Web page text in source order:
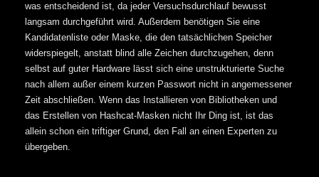
was entscheidend ist, da jeder Versuchsdurchlauf bewusst
langsam durchgeführt wird. Außerdem benötigen Sie eine
Kandidatenliste oder Maske, die den tatsächlichen Speicher
widerspiegelt, anstatt blind alle Zeichen durchzugehen, denn
selbst auf guter Hardware lässt sich eine unstrukturierte Suche
nach allem außer einem kurzen Passwort nicht in angemessener
Zeit abschließen. Wenn das Installieren von Bibliotheken und
das Erstellen von Hashcat-Masken nicht Ihr Ding ist, ist das
allein schon ein triftiger Grund, den Fall an einen Experten zu
übergeben.